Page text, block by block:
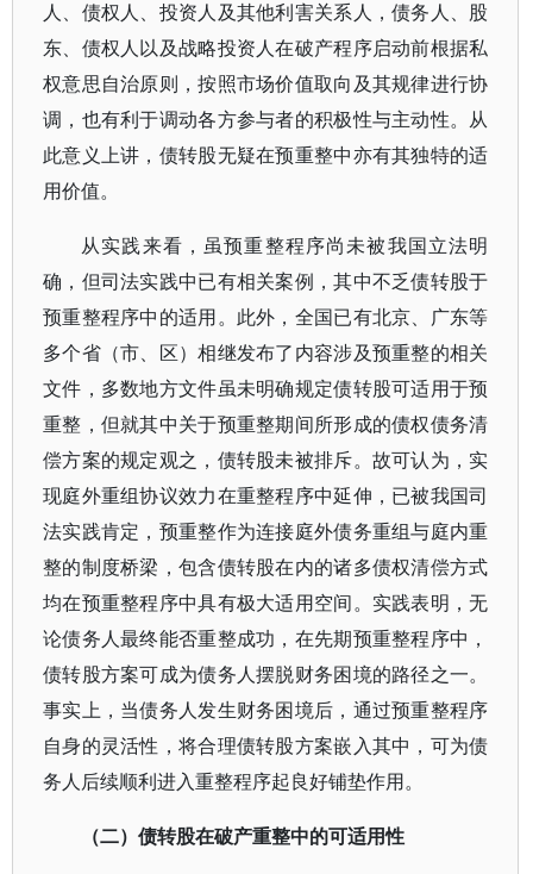
人、债权人、投资人及其他利害关系人，债务人、股
东、债权人以及战略投资人在破产程序启动前根据私
权意思自治原则，按照市场价值取向及其规律进行协
调，也有利于调动各方参与者的积极性与主动性。从
此意义上讲，债转股无疑在预重整中亦有其独特的适
用价值。
从实践来看，虽预重整程序尚未被我国立法明
确，但司法实践中已有相关案例，其中不乏债转股于
预重整程序中的适用。此外，全国已有北京、广东等
多个省（市、区）相继发布了内容涉及预重整的相关
文件，多数地方文件虽未明确规定债转股可适用于预
重整，但就其中关于预重整期间所形成的债权债务清
偿方案的规定观之，债转股未被排斥。故可认为，实
现庭外重组协议效力在重整程序中延伸，已被我国司
法实践肯定，预重整作为连接庭外债务重组与庭内重
整的制度桥梁，包含债转股在内的诸多债权清偿方式
均在预重整程序中具有极大适用空间。实践表明，无
论债务人最终能否重整成功，在先期预重整程序中，
债转股方案可成为债务人摆脱财务困境的路径之一。
事实上，当债务人发生财务困境后，通过预重整程序
自身的灵活性，将合理债转股方案嵌入其中，可为债
务人后续顺利进入重整程序起良好铺垫作用。
（二）债转股在破产重整中的可适用性